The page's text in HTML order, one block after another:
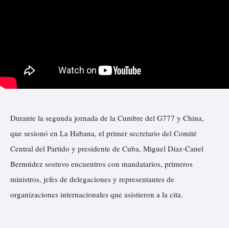
Durante la segunda jornada de la Cumbre del G777 y China,
que sesionó en La Habana, el primer secretario del Comité
Central del Partido y presidente de Cuba, Miguel Díaz-Canel
Bermúdez sostuvo encuentros con mandatarios, primeros
ministros, jefes de delegaciones y representantes de
organizaciones internacionales que asistieron a la cita.